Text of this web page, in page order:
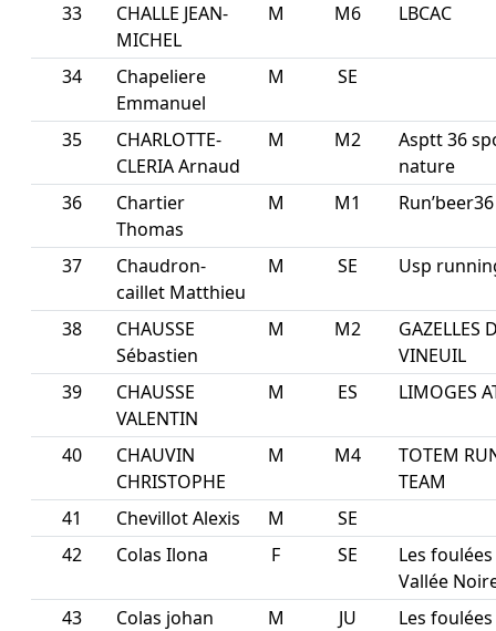
33
CHALLE JEAN-
MICHEL
M M6 LBCAC
34
Chapeliere
Emmanuel
M SE
35
CHARLOTTE-
CLERIA Arnaud
M M2
Asptt 36
nature
36
Chartier
Thomas
M M1 Run’beer36
37
Chaudron-
caillet Matthieu
M SE Usp
38
CHAUSSE
Sébastien
M M2
GAZELLES
VINEUIL
39
CHAUSSE
VALENTIN
M ES LIMOGES
40
CHAUVIN
CHRISTOPHE
M M4
TOTEM
TEAM
41
Chevillot Alexis M
SE
42
Colas Ilona F SE
Les
Vallée
43
Colas johan M JU
Les